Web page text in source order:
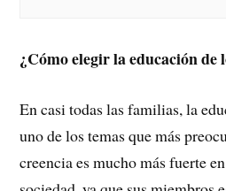
¿Cómo elegir la educación de
En casi todas las familias, la
uno de los temas que más
creencia es mucho más fuerte